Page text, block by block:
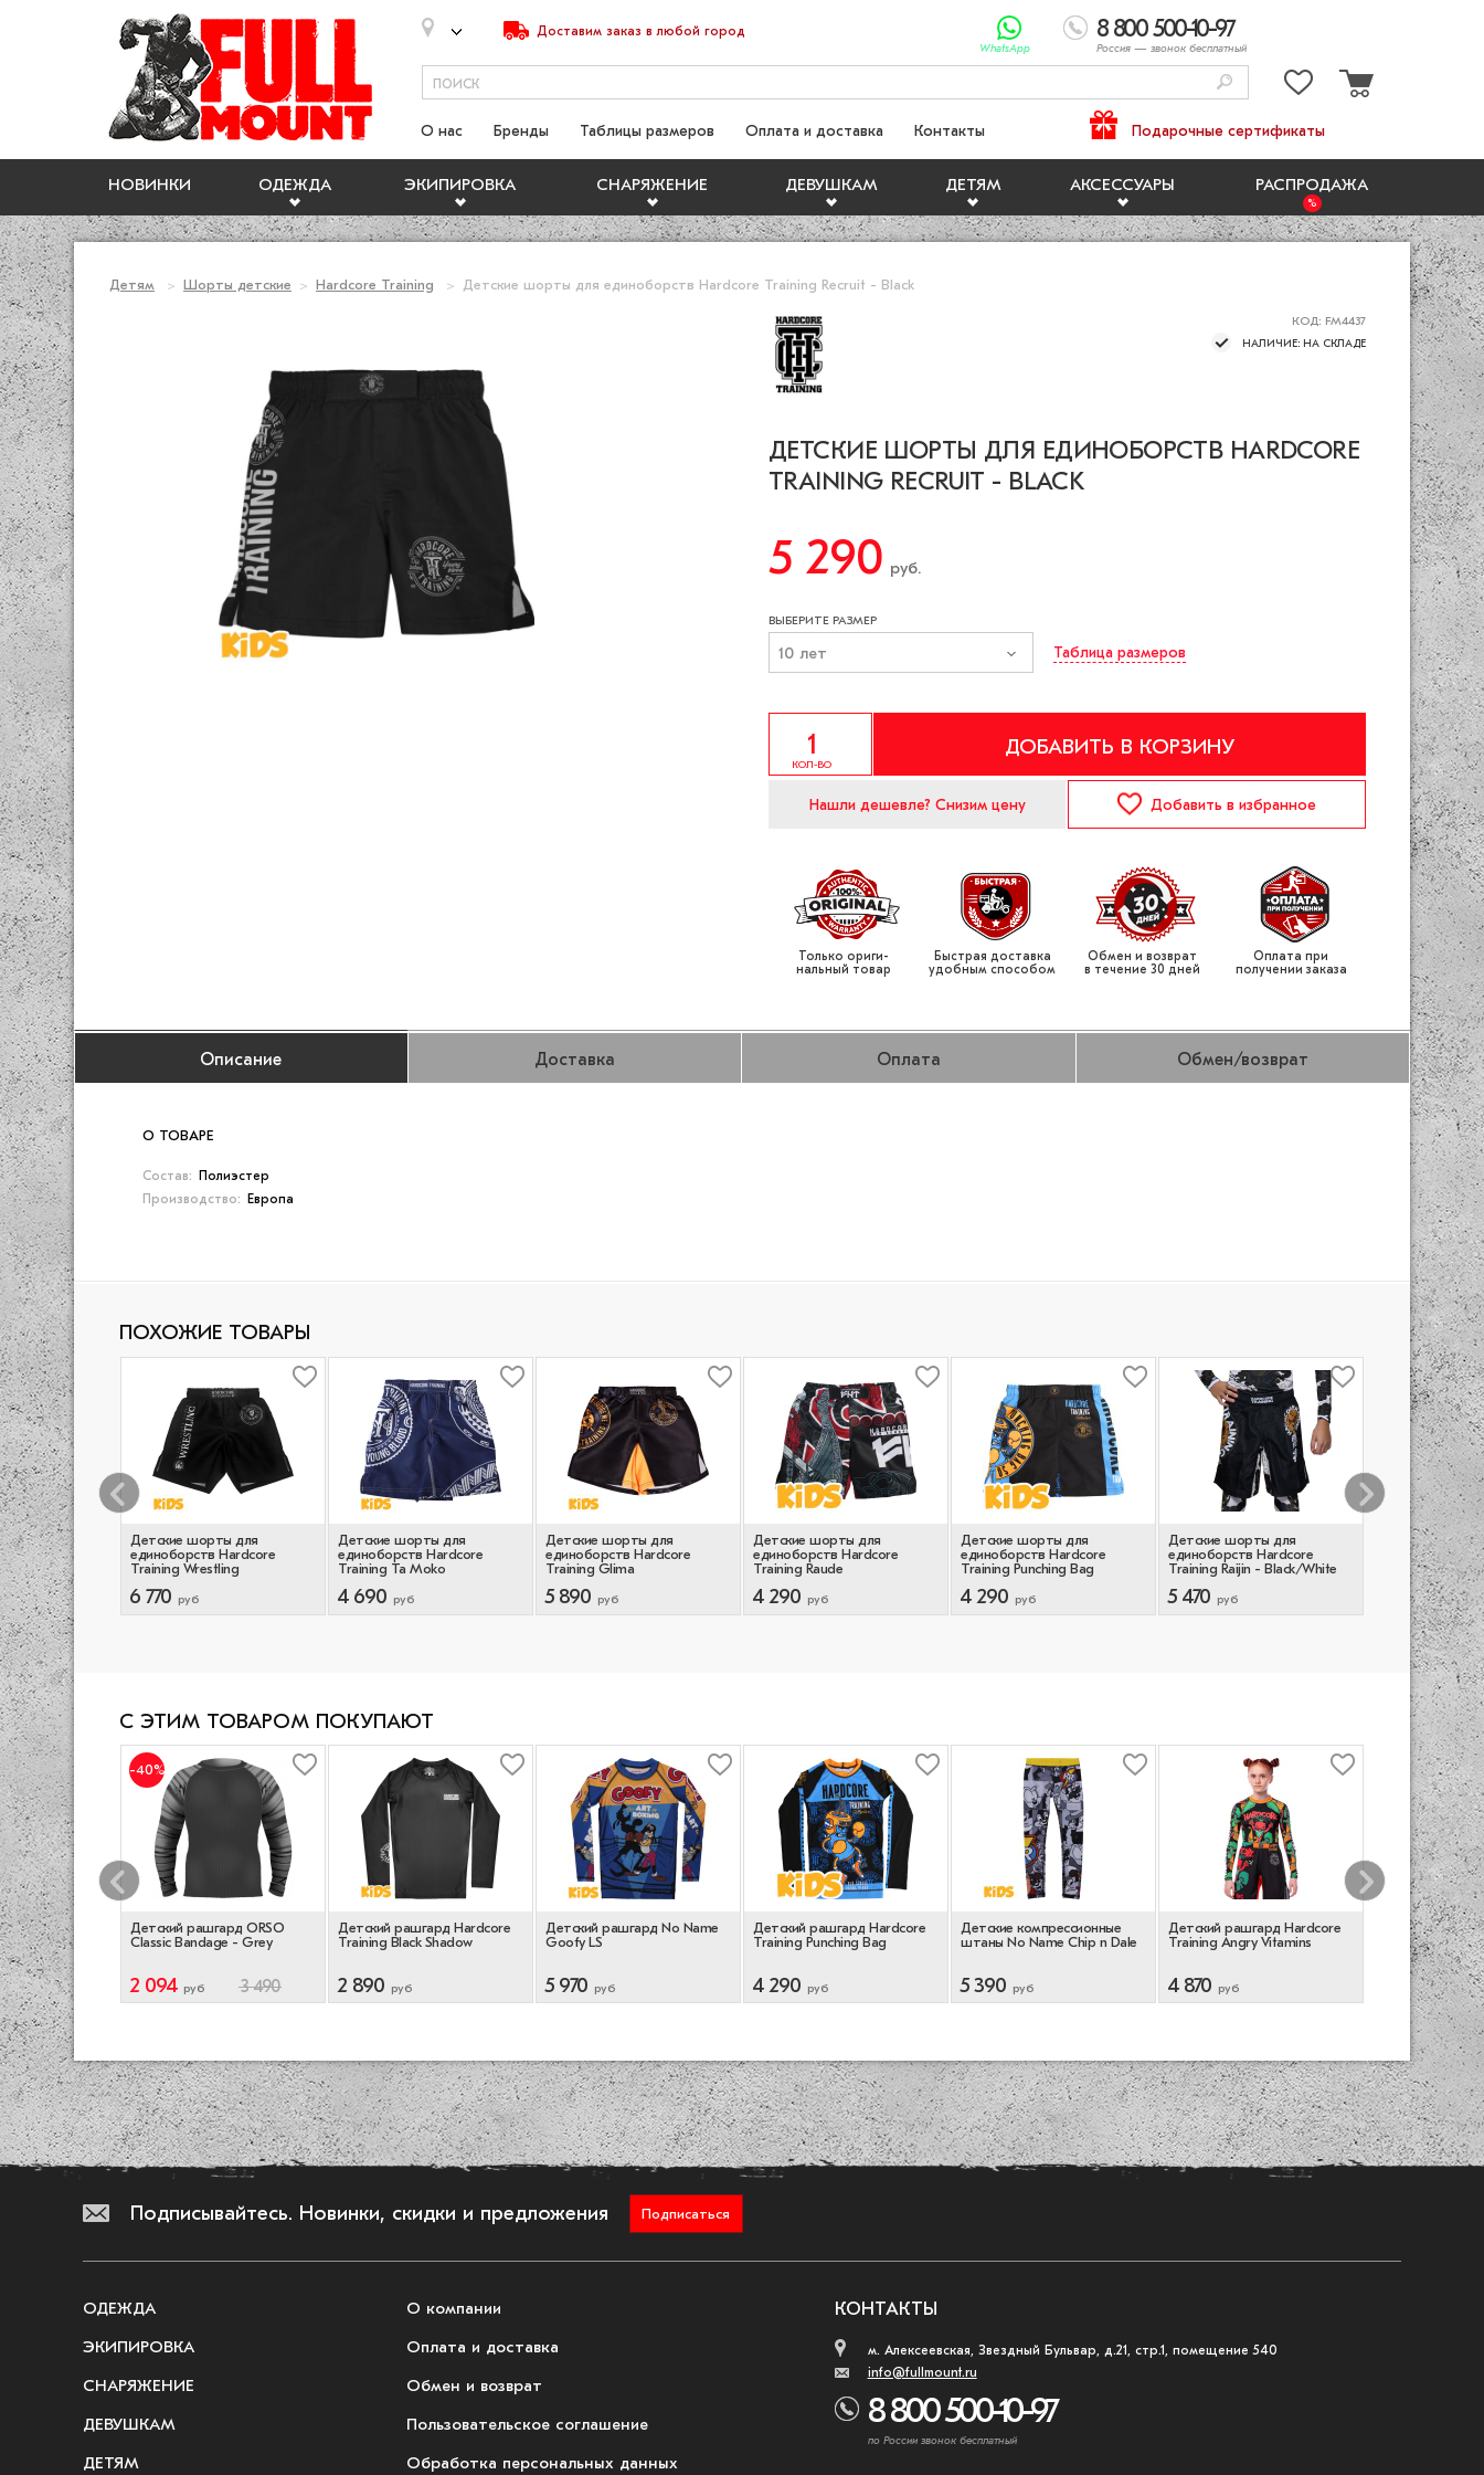
Доставим заказ в любой город 8 800 500-10-97
Россия — звонок бесплатный
WhatsApp
НОВИНКИ ОДЕЖДА ЭКИПИРОВКА СНАРЯЖЕНИЕ ДЕВУШКАМ ДЕТЯМ АКСЕССУАРЫ РАСПРОДАЖА
О нас Бренды Таблицы размеров Оплата и доставка Контакты Подарочные сертификаты
Детям Шорты детские Hardcore Training Детские шорты для единоборств Hardcore Training Recruit - Black
КОД: FM4437
НАЛИЧИЕ: НА СКЛАДЕ
ДЕТСКИЕ ШОРТЫ ДЛЯ ЕДИНОБОРСТВ HARDCORE
TRAINING RECRUIT - BLACK
5 290 руб.
ВЫБЕРИТЕ РАЗМЕР
10 лет Таблица размеров
КОЛ-ВО
ДОБАВИТЬ В КОРЗИНУ
Нашли дешевле? Снизим цену Добавить в избранное
Только ориги­
нальный товар
Быстрая доставка
удобным способом
Обмен и возврат
в течение 30 дней
Оплата при
получении заказа
Описание Доставка Оплата Обмен/возврат
О ТОВАРЕ
Состав:
Полиэстер
Производство:
Европа
ПОХОЖИЕ ТОВАРЫ
для
Hardcore
Детские шорты для
единоборств Hardcore
Training Wrestling
6 770 руб
Детские шорты для
единоборств Hardcore
Training Ta Moko
4 690 руб
Детские шорты для
единоборств Hardcore
Training Glima
5 890 руб
Детские шорты для
единоборств Hardcore
Training Raude
4 290 руб
Детские шорты для
единоборств Hardcore
Training Punching Bag
4 290 руб
Детские шорты для
единоборств Hardcore
Training Raijin - Black/White
5 470 руб
Детские шорты
единоборств
Hardcore
Honor
4 470 руб
С ЭТИМ ТОВАРОМ ПОКУПАЮТ
Hardcore
-40%
Детский рашгард ORSO
Classic Bandage - Grey
2 094 руб 3 490
Детский рашгард Hardcore
Training Black Shadow
2 890 руб
Детский рашгард No Name
Goofy LS
5 970 руб
Детский рашгард Hardcore
Training Punching Bag
4 290 руб
Детские компрессионные
штаны No Name Chip n Dale
5 390 руб
Детский рашгард Hardcore
Training Angry Vitamins
4 870 руб
Детский
Training
4 890 руб
Подписывайтесь. Новинки, скидки и предложения Подписаться
КОНТАКТЫ
м. Алексеевская, Звездный Бульвар, д.21, стр.1, помещение 540
info@fullmount.ru
8 800 500-10-97
по России звонок бесплатный
ОДЕЖДА
ЭКИПИРОВКА
СНАРЯЖЕНИЕ
ДЕВУШКАМ
ДЕТЯМ
О компании
Оплата и доставка
Обмен и возврат
Пользовательское соглашение
Обработка персональных данных